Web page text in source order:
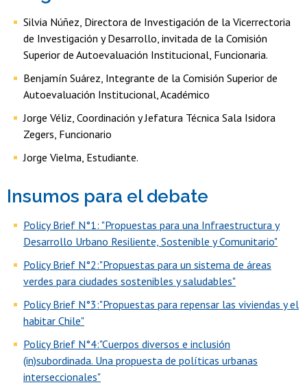
Silvia Núñez, Directora de Investigación de la Vicerrectoria
de Investigación y Desarrollo, invitada de la Comisión
Superior de Autoevaluación Institucional, Funcionaria.
Benjamín Suárez, Integrante de la Comisión Superior de
Autoevaluación Institucional, Académico
Jorge Véliz, Coordinación y Jefatura Técnica Sala Isidora
Zegers, Funcionario
Jorge Vielma, Estudiante.
Insumos para el debate
Policy Brief N°1: "Propuestas para una Infraestructura y
Desarrollo Urbano Resiliente, Sostenible y Comunitario"
Policy Brief N°2:"Propuestas para un sistema de áreas
verdes para ciudades sostenibles y saludables"
Policy Brief N°3:"Propuestas para repensar las viviendas y el
habitar Chile"
Policy Brief N°4:"Cuerpos diversos e inclusión
(in)subordinada. Una propuesta de políticas urbanas
interseccionales"